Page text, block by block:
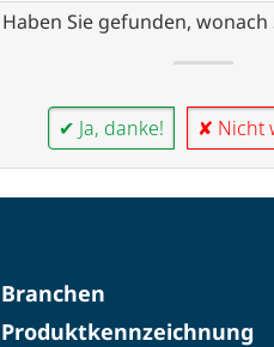
Haben Sie gefunden,
✔ Ja, danke! ✘ Nicht
Branchen
Produktkennzeichnung